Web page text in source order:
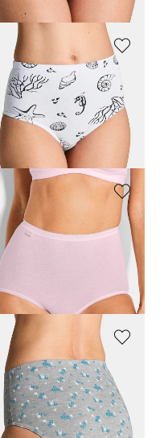
de slips taille haute en coton
€39,95 €
prix sur 30 jours** : 23,96 €
taille haute, lot de 4
€
de slips taille haute en coton
€44,95 €
prix sur 30 jours** : 35,95 €